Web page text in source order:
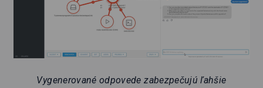
Vygenerované odpovede zabezpečujú ľahšie